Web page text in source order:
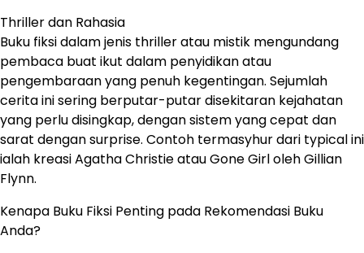
Thriller dan Rahasia
Buku fiksi dalam jenis thriller atau mistik mengundang
pembaca buat ikut dalam penyidikan atau
pengembaraan yang penuh kegentingan. Sejumlah
cerita ini sering berputar-putar disekitaran kejahatan
yang perlu disingkap, dengan sistem yang cepat dan
sarat dengan surprise. Contoh termasyhur dari typical ini
ialah kreasi Agatha Christie atau Gone Girl oleh Gillian
Flynn.
Kenapa Buku Fiksi Penting pada Rekomendasi Buku
Anda?